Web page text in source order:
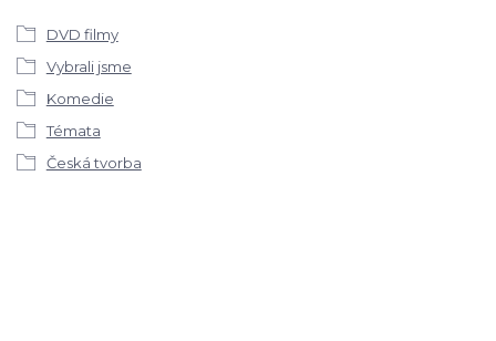
DVD filmy
Vybrali jsme
Komedie
Témata
Česká tvorba